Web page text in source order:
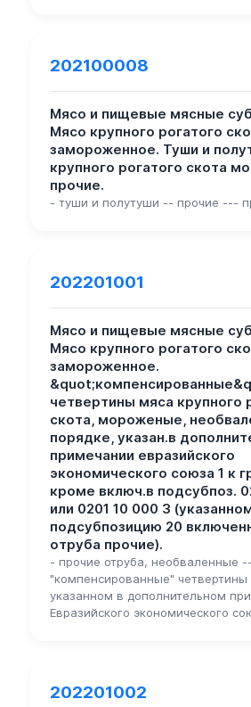
202100008
Мясо и пищевые мясные
Мясо крупного рогатого
замороженное. Туши и
крупного рогатого скота
прочие.
- туши и полутуши -- прочие ---
202201001
Мясо и пищевые мясные
Мясо крупного рогатого
замороженное.
четвертины мяса крупного
скота, мороженые,
порядке, указан.в
примечании евразийского
экономического союза 1 к
кроме включ.в подсубпоз.
или 0201 10 000 3
подсубпозицию 20
отруба прочие).
- прочие отруба, необваленные --
"компенсированные"
указанном в дополнительном
Евразийского экономического
202201002